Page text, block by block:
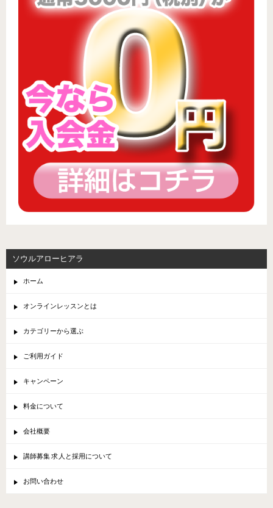
ソウルアローヒアラ
ホーム
オンラインレッスンとは
カテゴリーから選ぶ
ご利用ガイド
キャンペーン
料金について
会社概要
講師募集 求人と採用について
お問い合わせ